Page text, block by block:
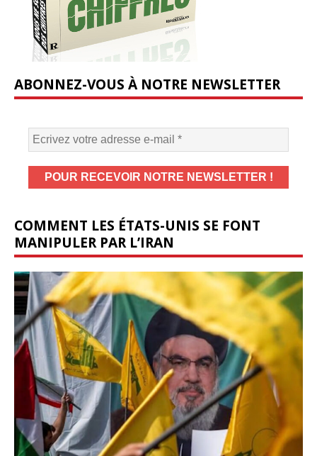
ABONNEZ-VOUS À NOTRE NEWSLETTER
COMMENT LES ÉTATS-UNIS SE FONT
MANIPULER PAR L’IRAN